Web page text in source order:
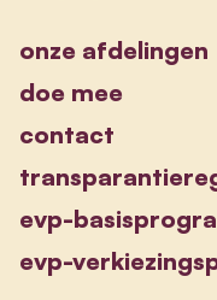
onze afdelingen
doe mee
contact
evp-
evp-